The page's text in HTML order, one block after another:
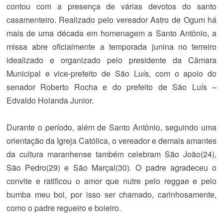
contou com a presença de várias devotos do santo
casamenteiro. Realizado pelo vereador Astro de Ogum há
mais de uma década em homenagem a Santo Antônio, a
missa abre oficialmente a temporada junina no terreiro
idealizado e organizado pelo presidente da Câmara
Municipal e vice-prefeito de São Luís, com o apoio do
senador Roberto Rocha e do prefeito de São Luís –
Edvaldo Holanda Junior.
Durante o período, além de Santo Antônio, seguindo uma
orientação da Igreja Católica, o vereador e demais amantes
da cultura maranhense também celebram São João(24),
São Pedro(29) e São Marçal(30). O padre agradeceu o
convite e ratificou o amor que nutre pelo reggae e pelo
bumba meu boi, por isso ser chamado, carinhosamente,
como o padre regueiro e boieiro.